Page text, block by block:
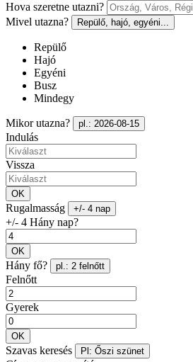
Hova szeretne utazni?
Mivel utazna?
Repülő, hajó, egyéni...
Repülő
Hajó
Egyéni
Busz
Mindegy
Mikor utazna? pl.: 2026-08-15
Indulás
Vissza
OK
Rugalmasság +/- 4 nap
+/- 4 Hány nap?
OK
Hány fő? pl.: 2 felnőtt
Felnőtt
Gyerek
OK
Szavas keresés Pl: Őszi szünet